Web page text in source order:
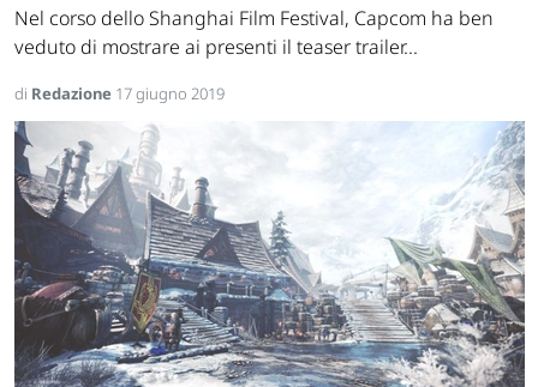
Nel corso dello Shanghai Film Festival, Capcom ha ben
veduto di mostrare ai presenti il teaser trailer...
di Redazione 17 giugno 2019